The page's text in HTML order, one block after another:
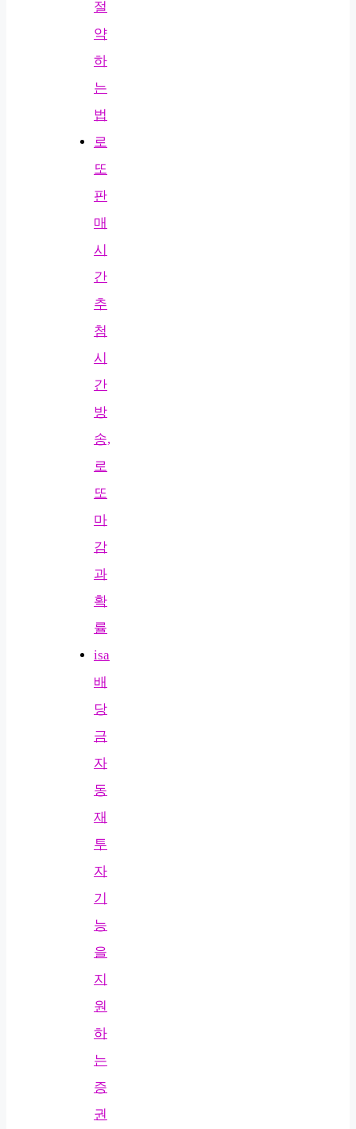
절
약
하
는
법
로
또
판
매
시
간
추
첨
시
간
방
송,
로
또
마
감
과
확
률
isa
배
당
금
자
동
재
투
자
기
능
을
지
원
하
는
증
권